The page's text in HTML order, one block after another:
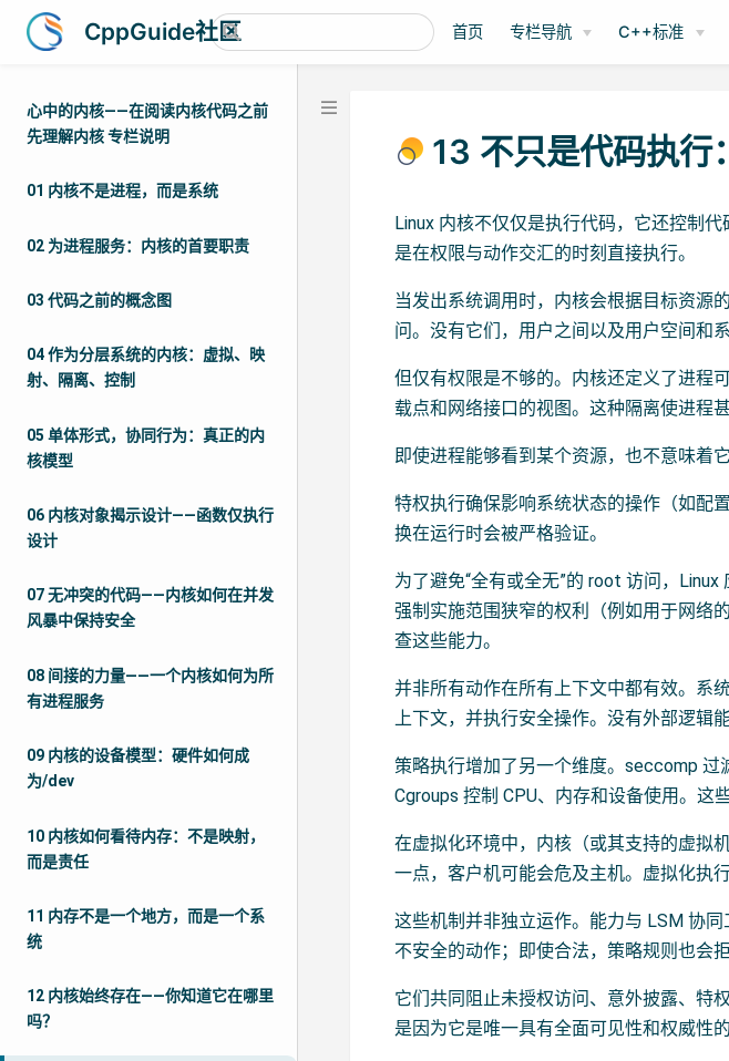
CppGuide社区 首页 专栏导航 C++标准
心中的内核——在阅读内核代码之前
先理解内核 专栏说明
01 内核不是进程，而是系统
02 为进程服务：内核的首要职责
03 代码之前的概念图
04 作为分层系统的内核：虚拟、映
射、隔离、控制
05 单体形式，协同行为：真正的内
核模型
06 内核对象揭示设计——函数仅执行
设计
07 无冲突的代码——内核如何在并发
风暴中保持安全
08 间接的力量——一个内核如何为所
有进程服务
09 内核的设备模型：硬件如何成
为/dev
10 内核如何看待内存：不是映射，
而是责任
11 内存不是一个地方，而是一个系
统
12 内核始终存在——你知道它在哪里
吗？
13 不只是代码执行
Linux 内核不仅仅是执行代码，它还控制
是在权限与动作交汇的时刻直接执行。
当发出系统调用时，内核会根据目标资源
问。没有它们，用户之间以及用户空间和
但仅有权限是不够的。内核还定义了进程
载点和网络接口的视图。这种隔离使进程
即使进程能够看到某个资源，也不意味着
特权执行确保影响系统状态的操作（如配
换在运行时会被严格验证。
为了避免“全有或全无”的 root 访问，
强制实施范围狭窄的权利（例如用于网络
查这些能力。
并非所有动作在所有上下文中都有效。系
上下文，并执行安全操作。没有外部逻辑
策略执行增加了另一个维度。seccomp 过
Cgroups 控制 CPU、内存和设备使用。这
在虚拟化环境中，内核（或其支持的虚拟
一点，客户机可能会危及主机。虚拟化执
这些机制并非独立运作。能力与 LSM 协
不安全的动作；即使合法，策略规则也会
它们共同阻止未授权访问、意外披露、特
是因为它是唯一具有全面可见性和权威性